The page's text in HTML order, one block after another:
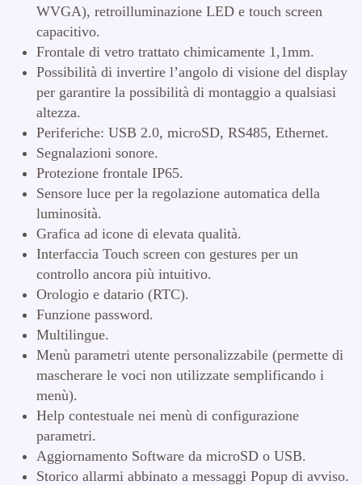
WVGA), retroilluminazione LED e touch screen
capacitivo.
Frontale di vetro trattato chimicamente 1,1mm.
Possibilità di invertire l’angolo di visione del display
per garantire la possibilità di montaggio a qualsiasi
altezza.
Periferiche: USB 2.0, microSD, RS485, Ethernet.
Segnalazioni sonore.
Protezione frontale IP65.
Sensore luce per la regolazione automatica della
luminosità.
Grafica ad icone di elevata qualità.
Interfaccia Touch screen con gestures per un
controllo ancora più intuitivo.
Orologio e datario (RTC).
Funzione password.
Multilingue.
Menù parametri utente personalizzabile (permette di
mascherare le voci non utilizzate semplificando i
menù).
Help contestuale nei menù di configurazione
parametri.
Aggiornamento Software da microSD o USB.
Storico allarmi abbinato a messaggi Popup di avviso.